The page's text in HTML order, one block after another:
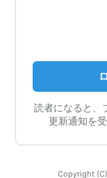
読者になると、
更新通知を
Copyright